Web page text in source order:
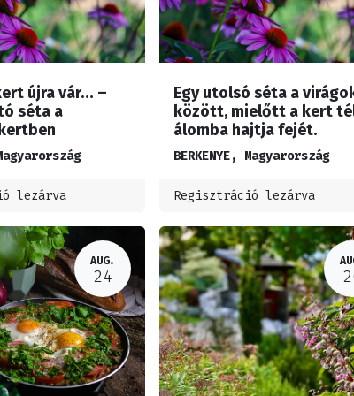
újra vár… –
séta a
lezárva
Egy utolsó séta a
között, mielőtt a kert
álomba hajtja fejét.
BERKENYE, Magyarország
Regisztráció lezárva
AUG.
24